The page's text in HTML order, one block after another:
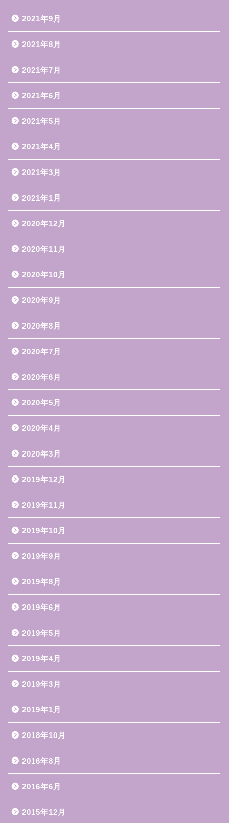
2021年9月
2021年8月
2021年7月
2021年6月
2021年5月
2021年4月
2021年3月
2021年1月
2020年12月
2020年11月
2020年10月
2020年9月
2020年8月
2020年7月
2020年6月
2020年5月
2020年4月
2020年3月
2019年12月
2019年11月
2019年10月
2019年9月
2019年8月
2019年6月
2019年5月
2019年4月
2019年3月
2019年1月
2018年10月
2016年8月
2016年6月
2015年12月